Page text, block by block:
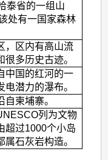
泰省的一组山
处有一国家森林
，区内有高山流
多历史古迹。
中国的红河的一
潜力的瀑布。
柬埔寨。
列为文物
超过1000个小岛
石灰岩构造。